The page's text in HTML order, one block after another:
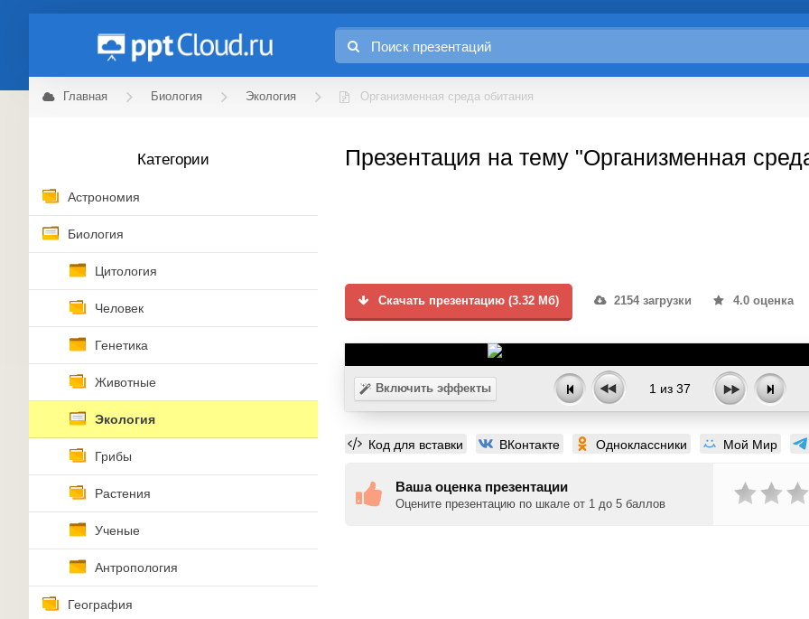
Главная Биология Экология Организменная среда обитания
Категории
Астрономия
Биология
Цитология
Человек
Генетика
Животные
Экология
Грибы
Растения
Ученые
Антропология
География
Презентация на тему "Организменная
Скачать презентацию (3.32 Мб) 2154 загрузки 4.0 оценка
Включить эффекты 1 из 37
Код для вставки ВКонтакте Одноклассники Мой Мир
Ваша оценка презентации
Оцените презентацию по шкале от 1 до 5 баллов